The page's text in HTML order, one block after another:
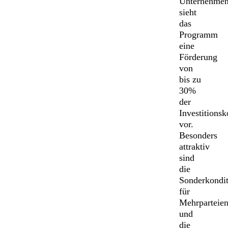
sieht
das
Programm
eine
Förderung
von
bis zu
30%
der
vor.
Besonders
attraktiv
sind
die
für
und
die